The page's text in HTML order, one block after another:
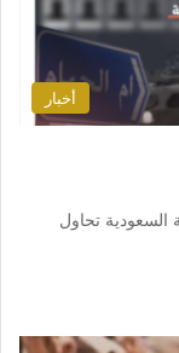
أخبار
تحاول